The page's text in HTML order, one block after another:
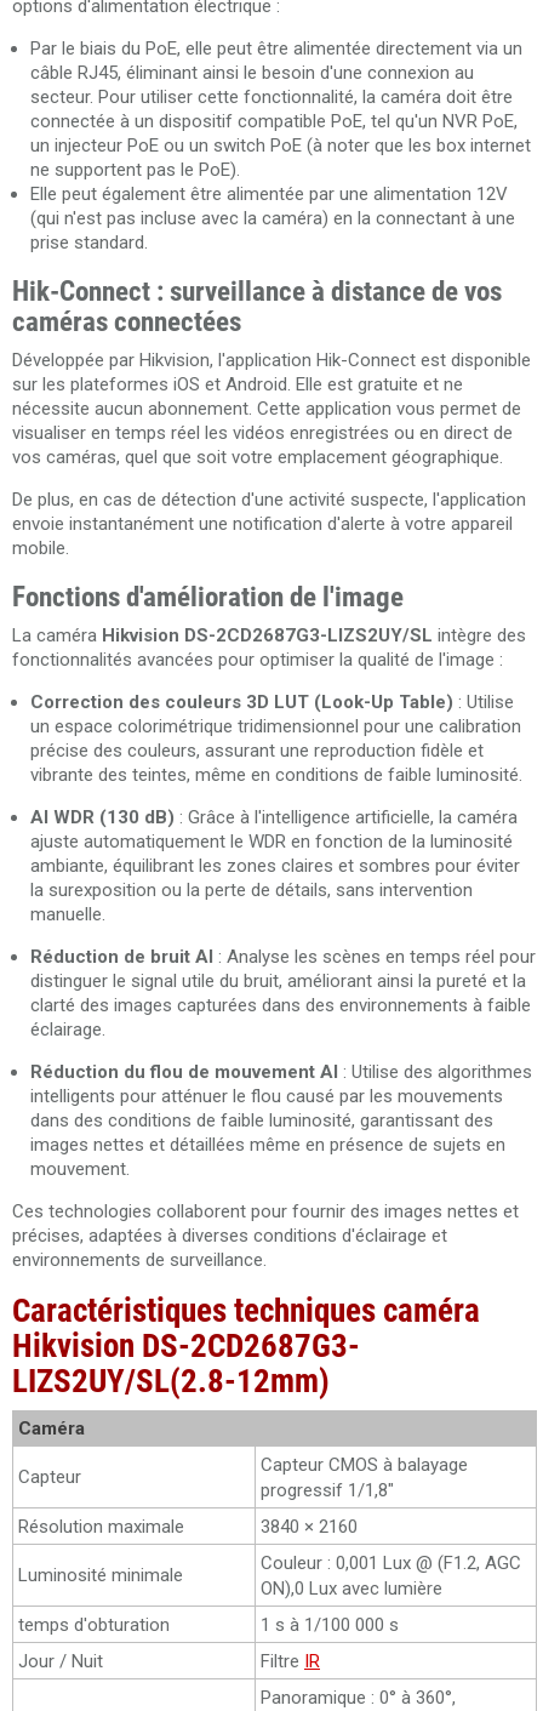
options d'alimentation électrique :
Par le biais du PoE, elle peut être alimentée directement via un
câble RJ45, éliminant ainsi le besoin d'une connexion au
secteur. Pour utiliser cette fonctionnalité, la caméra doit être
connectée à un dispositif compatible PoE, tel qu'un NVR PoE,
un injecteur PoE ou un switch PoE (à noter que les box internet
ne supportent pas le PoE).
Elle peut également être alimentée par une alimentation 12V
(qui n'est pas incluse avec la caméra) en la connectant à une
prise standard.
Hik-Connect : surveillance à distance de vos
caméras connectées
Développée par Hikvision, l'application Hik-Connect est disponible
sur les plateformes iOS et Android. Elle est gratuite et ne
nécessite aucun abonnement. Cette application vous permet de
visualiser en temps réel les vidéos enregistrées ou en direct de
vos caméras, quel que soit votre emplacement géographique.
De plus, en cas de détection d'une activité suspecte, l'application
envoie instantanément une notification d'alerte à votre appareil
mobile.
Fonctions d'amélioration de l'image
La caméra Hikvision DS-2CD2687G3-LIZS2UY/SL intègre des
fonctionnalités avancées pour optimiser la qualité de l'image :
Correction des couleurs 3D LUT (Look-Up Table) : Utilise
un espace colorimétrique tridimensionnel pour une calibration
précise des couleurs, assurant une reproduction fidèle et
vibrante des teintes, même en conditions de faible luminosité.
AI WDR (130 dB) : Grâce à l'intelligence artificielle, la caméra
ajuste automatiquement le WDR en fonction de la luminosité
ambiante, équilibrant les zones claires et sombres pour éviter
la surexposition ou la perte de détails, sans intervention
manuelle.
Réduction de bruit AI : Analyse les scènes en temps réel pour
distinguer le signal utile du bruit, améliorant ainsi la pureté et la
clarté des images capturées dans des environnements à faible
éclairage.
Réduction du flou de mouvement AI : Utilise des algorithmes
intelligents pour atténuer le flou causé par les mouvements
dans des conditions de faible luminosité, garantissant des
images nettes et détaillées même en présence de sujets en
mouvement.
Ces technologies collaborent pour fournir des images nettes et
précises, adaptées à diverses conditions d'éclairage et
environnements de surveillance.
Caractéristiques techniques caméra
Hikvision DS-2CD2687G3-
LIZS2UY/SL(2.8-12mm)
Caméra
Capteur
Capteur CMOS à balayage
progressif 1/1,8"
Résolution maximale
3840 × 2160
Luminosité minimale
Couleur : 0,001 Lux @ (F1.2, AGC
ON),0 Lux avec lumière
temps d'obturation
1 s à 1/100 000 s
Jour / Nuit
Filtre IR
Panoramique : 0° à 360°,